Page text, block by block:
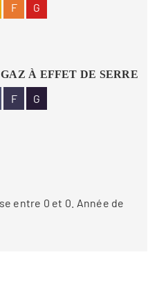
F G
À EFFET DE SERRE
F G
entre 0 et 0. Année de